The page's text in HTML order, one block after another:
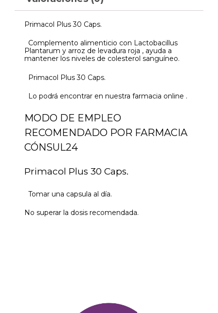
Primacol Plus 30 Caps.
Complemento alimenticio con Lactobacillus
Plantarum y arroz de levadura roja , ayuda a
mantener los niveles de colesterol sanguíneo.
Primacol Plus 30 Caps.
Lo podrá encontrar en nuestra farmacia online .
MODO DE EMPLEO
RECOMENDADO POR FARMACIA
CÓNSUL24
Primacol Plus 30 Caps.
Tomar una capsula al día.
No superar la dosis recomendada.